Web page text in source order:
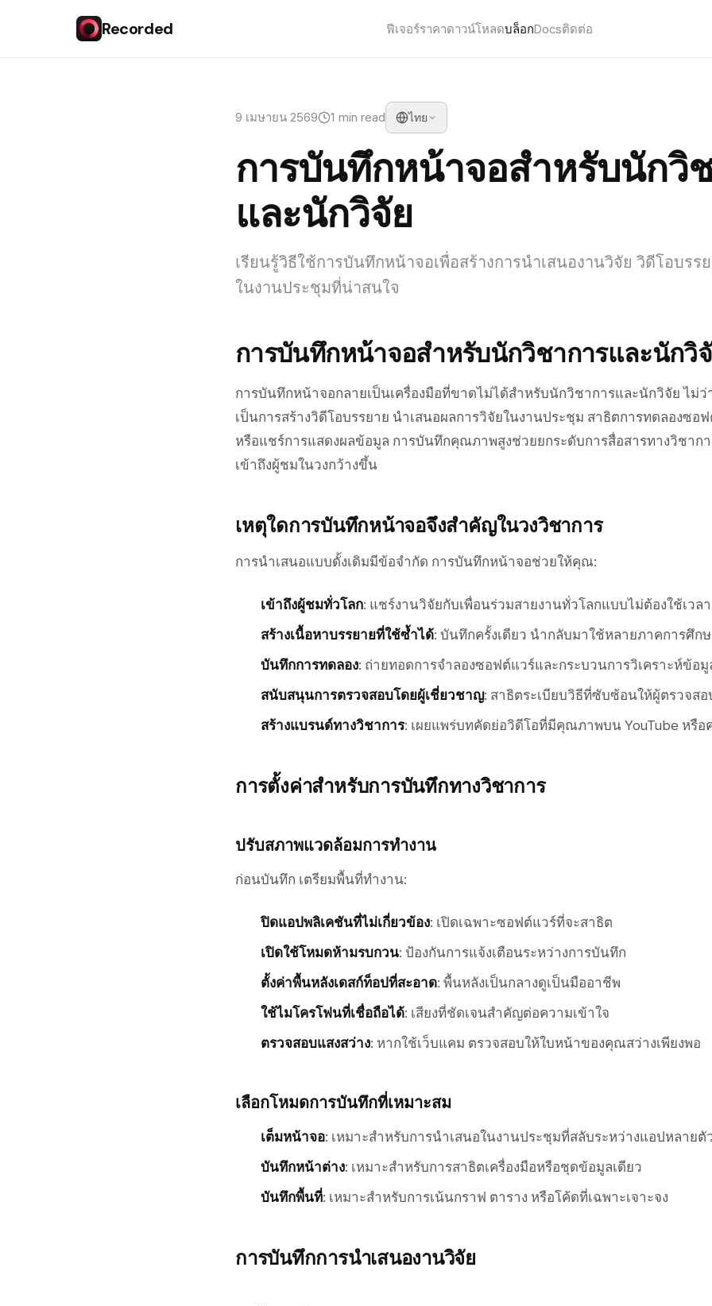
Recorded ฟีเจอร์ราคาดาวน์โหลดบล็อกDocsติดต่อ
9 เมษายน 2569 1 min read ไทย
การบันทึกหน้าจอสำหรับนักวิ
และนักวิจัย
เรียนรู้วิธีใช้การบันทึกหน้าจอเพื่อสร้างการนำเสนองานวิจัย วิดีโอบรร
ในงานประชุมที่น่าสนใจ
การบันทึกหน้าจอสำหรับนักวิชาการและนักวิ
การบันทึกหน้าจอกลายเป็นเครื่องมือที่ขาดไม่ได้สำหรับนักวิชาการและนักวิจัย ไม่ว่
เป็นการสร้างวิดีโอบรรยาย นำเสนอผลการวิจัยในงานประชุม สาธิตการทดลองซอ
หรือแชร์การแสดงผลข้อมูล การบันทึกคุณภาพสูงช่วยยกระดับการสื่อสารทางวิชาก
เข้าถึงผู้ชมในวงกว้างขึ้น
เหตุใดการบันทึกหน้าจอจึงสำคัญในวงวิชาการ
การนำเสนอแบบดั้งเดิมมีข้อจำกัด การบันทึกหน้าจอช่วยให้คุณ:
เข้าถึงผู้ชมทั่วโลก: แชร์งานวิจัยกับเพื่อนร่วมสายงานทั่วโลกแบบไม่ต้องใช้เวล
สร้างเนื้อหาบรรยายที่ใช้ซ้ำได้: บันทึกครั้งเดียว นำกลับมาใช้หลายภาคการศึก
บันทึกการทดลอง: ถ่ายทอดการจำลองซอฟต์แวร์และกระบวนการวิเคราะห์ข้อมู
สนับสนุนการตรวจสอบโดยผู้เชี่ยวชาญ: สาธิตระเบียบวิธีที่ซับซ้อนให้ผู้ตรวจสอ
สร้างแบรนด์ทางวิชาการ: เผยแพร่บทคัดย่อวิดีโอที่มีคุณภาพบน YouTube หรือ
การตั้งค่าสำหรับการบันทึกทางวิชาการ
ปรับสภาพแวดล้อมการทำงาน
ก่อนบันทึก เตรียมพื้นที่ทำงาน:
ปิดแอปพลิเคชันที่ไม่เกี่ยวข้อง: เปิดเฉพาะซอฟต์แวร์ที่จะสาธิต
เปิดใช้โหมดห้ามรบกวน: ป้องกันการแจ้งเตือนระหว่างการบันทึก
ตั้งค่าพื้นหลังเดสก์ท็อปที่สะอาด: พื้นหลังเป็นกลางดูเป็นมืออาชีพ
ใช้ไมโครโฟนที่เชื่อถือได้: เสียงที่ชัดเจนสำคัญต่อความเข้าใจ
ตรวจสอบแสงสว่าง: หากใช้เว็บแคม ตรวจสอบให้ใบหน้าของคุณสว่างเพียงพอ
เลือกโหมดการบันทึกที่เหมาะสม
เต็มหน้าจอ: เหมาะสำหรับการนำเสนอในงานประชุมที่สลับระหว่างแอปหลายตั
บันทึกหน้าต่าง: เหมาะสำหรับการสาธิตเครื่องมือหรือชุดข้อมูลเดียว
บันทึกพื้นที่: เหมาะสำหรับการเน้นกราฟ ตาราง หรือโค้ดที่เฉพาะเจาะจง
การบันทึกการนำเสนองานวิจัย